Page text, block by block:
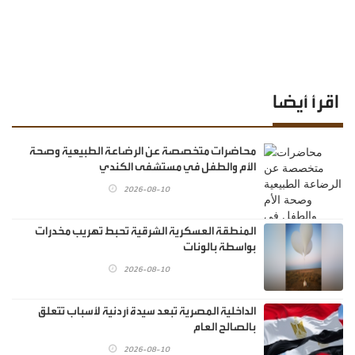
اقرأ أيضا
محاضرات متخصصة عن الرضاعة الطبيعية وصحة
الأم والطفل في مستشفى الكندي
2026-08-10
المنطقة العسكرية الشرقية تحبط تهريب مخدرات
بواسطة بالونات
2026-08-10
الداخلية المصرية تبعد سيدة أردنية لأسباب تتعلق
بالصالح العام
2026-08-10